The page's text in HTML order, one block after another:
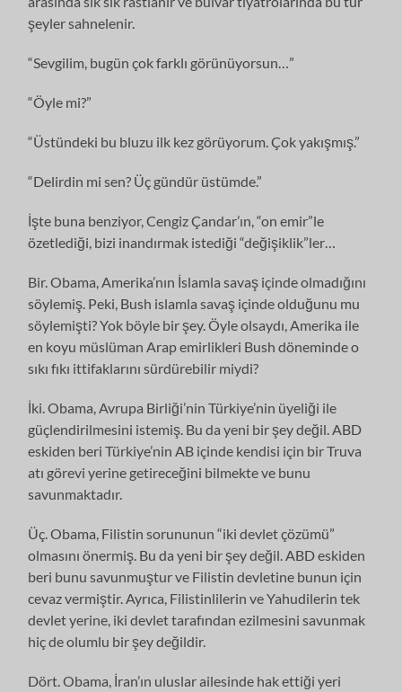
şeyler sahnelenir.
“Sevgilim, bugün çok farklı görünüyorsun…”
“Öyle mi?”
“Üstündeki bu bluzu ilk kez görüyorum. Çok yakışmış.”
“Delirdin mi sen? Üç gündür üstümde.”
İşte buna benziyor, Cengiz Çandar’ın, “on emir”le
özetlediği, bizi inandırmak istediği “değişiklik”ler…
Bir. Obama, Amerika’nın İslamla savaş içinde olmadığını
söylemiş. Peki, Bush islamla savaş içinde olduğunu mu
söylemişti? Yok böyle bir şey. Öyle olsaydı, Amerika ile
en koyu müslüman Arap emirlikleri Bush döneminde o
sıkı fıkı ittifaklarını sürdürebilir miydi?
İki. Obama, Avrupa Birliği’nin Türkiye’nin üyeliği ile
güçlendirilmesini istemiş. Bu da yeni bir şey değil. ABD
eskiden beri Türkiye’nin AB içinde kendisi için bir Truva
atı görevi yerine getireceğini bilmekte ve bunu
savunmaktadır.
Üç. Obama, Filistin sorununun “iki devlet çözümü”
olmasını önermiş. Bu da yeni bir şey değil. ABD eskiden
beri bunu savunmuştur ve Filistin devletine bunun için
cevaz vermiştir. Ayrıca, Filistinlilerin ve Yahudilerin tek
devlet yerine, iki devlet tarafından ezilmesini savunmak
hiç de olumlu bir şey değildir.
Dört. Obama, İran’ın uluslar ailesinde hak ettiği yeri